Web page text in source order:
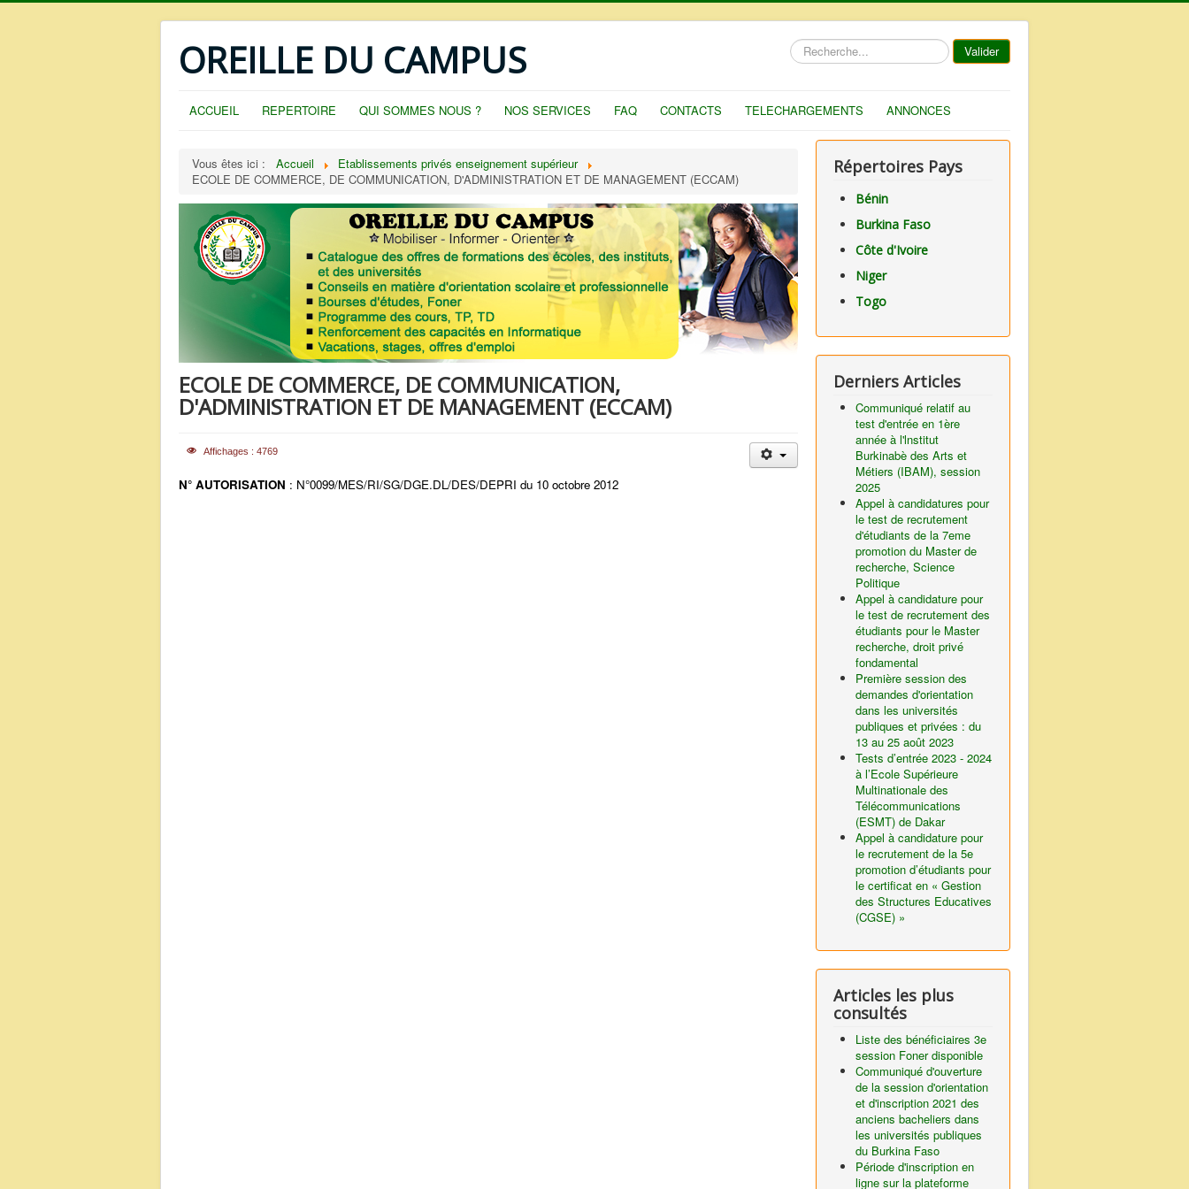
OREILLE DU CAMPUS Rechercher Valider
ACCUEIL REPERTOIRE QUI SOMMES NOUS ? NOS SERVICES FAQ CONTACTS TELECHARGEMENTS ANNONCES
Vous êtes ici : Accueil
Etablissements privés enseignement supérieur
ECOLE DE COMMERCE, DE COMMUNICATION, D'ADMINISTRATION ET DE MANAGEMENT (ECCAM)
ECOLE DE COMMERCE, DE COMMUNICATION,
D'ADMINISTRATION ET DE MANAGEMENT (ECCAM)
Affichages : 4769
N° AUTORISATION : N°0099/MES/RI/SG/DGE.DL/DES/DEPRI du 10 octobre 2012
Répertoires Pays
Bénin
Burkina Faso
Côte d'Ivoire
Niger
Togo
Derniers Articles
Communiqué relatif au
test d'entrée en 1ère
année à l'lnstitut
Burkinabè des Arts et
Métiers (IBAM), session
2025
Appel à candidatures pour
le test de recrutement
d'étudiants de la 7eme
promotion du Master de
recherche, Science
Politique
Appel à candidature pour
le test de recrutement des
étudiants pour le Master
recherche, droit privé
fondamental
Première session des
demandes d'orientation
dans les universités
publiques et privées : du
13 au 25 août 2023
Tests d’entrée 2023 - 2024
à l’Ecole Supérieure
Multinationale des
Télécommunications
(ESMT) de Dakar
Appel à candidature pour
le recrutement de la 5e
promotion d’étudiants pour
le certificat en « Gestion
des Structures Educatives
(CGSE) »
Articles les plus
consultés
Liste des bénéficiaires 3e
session Foner disponible
Communiqué d'ouverture
de la session d'orientation
et d'inscription 2021 des
anciens bacheliers dans
les universités publiques
du Burkina Faso
Période d'inscription en
ligne sur la plateforme